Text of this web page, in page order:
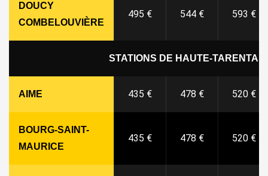
DOUCY
COMBELOUVIÈRE
495 € 544 € 593 €
STATIONS DE HAUTE-
AIME 435 € 478 € 520 €
BOURG-SAINT-
MAURICE
435 € 478 € 520 €